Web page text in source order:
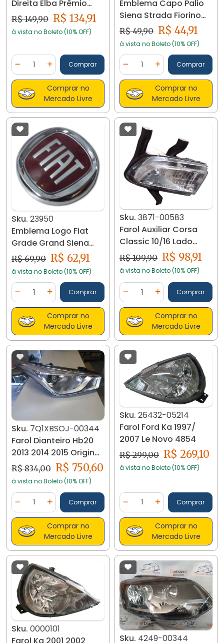
Direita Elba Prêmio
Uno 84-13 23749
R$ 149,90 R$ 134,91
à vista no Boleto (10% OFF)
Diminuir Quantidade
Quantidade
Adicionar Quantidade
Comprar
Comprar no
Mercado Livre
Emblema Capo Palio
Siena Strada Fiorino
23947
R$ 49,90 R$ 44,91
à vista no Boleto (10% OFF)
Diminuir Quantidade
Quantidade
AdicionarComprar
Comprar no
Mercado Livre
Sku. 23950
Emblema Logo Fiat
Grade Grand Siena
Doblo 2012 A 2017
23950
R$ 69,90 R$ 62,91
à vista no Boleto (10% OFF)
Diminuir Quantidade
Quantidade
Adicionar Quantidade
Comprar
Comprar no
Mercado Livre
Sku. 3871-00583
Farol Auxiliar Corsa
Classic 10/16 Lado
Esquerdo 3871
R$ 109,90 R$ 98,91
à vista no Boleto (10% OFF)
Diminuir Quantidade
Quantidade
AdicionarComprar
Comprar no
Mercado Livre
Sku. 7Q1XBSOJ-00344
Farol Dianteiro Hb20
2013 2014 2015 Original
Lado Direito
R$ 834,00 R$ 750,60
à vista no Boleto (10% OFF)
Diminuir Quantidade
Quantidade
Adicionar Quantidade
Comprar
Comprar no
Mercado Livre
Sku. 26432-05214
Farol Ford Ka 1997/
2007 Le Novo 4854
R$ 299,00 R$ 269,10
à vista no Boleto (10% OFF)
Diminuir Quantidade
Quantidade
AdicionarComprar
Comprar no
Mercado Livre
Sku. 0000101
Sku. 4249-00344